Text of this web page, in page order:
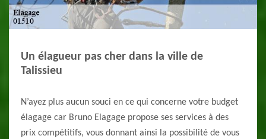
Un élagueur pas cher dans la ville de
Talissieu
N’ayez plus aucun souci en ce qui concerne votre budget
élagage car Bruno Elagage propose ses services à des
prix compétitifs, vous donnant ainsi la possibilité de vous